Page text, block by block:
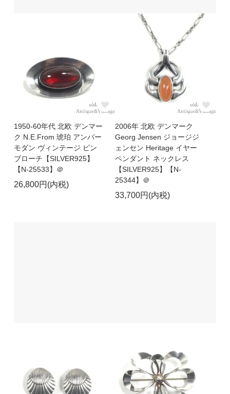
1950-60年代 北欧 デンマー
ク N.E.From 琥珀 アンバー
モダン ヴィンテージ ピン
ブローチ【SILVER925】
【N-25533】＠
26,800円(内税)
2006年 北欧 デンマーク
Georg Jensen ジョージジ
ェンセン Heritage イヤー
ペンダント ネックレス
【SILVER925】【N-
25344】＠
33,700円(内税)